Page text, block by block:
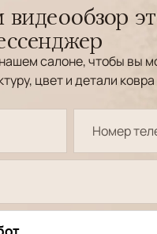
салоне, чтобы вы
цвет и детали